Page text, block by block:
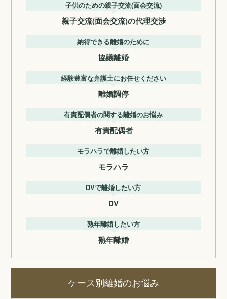
子供のための親子交流(面会交流)
親子交流(面会交流)の代理交渉
納得できる離婚のために
協議離婚
経験豊富な弁護士にお任せください
離婚調停
有責配偶者の関する離婚のお悩み
有責配偶者
モラハラで離婚したい方
モラハラ
DVで離婚したい方
DV
熟年離婚したい方
熟年離婚
ケース別離婚のお悩み